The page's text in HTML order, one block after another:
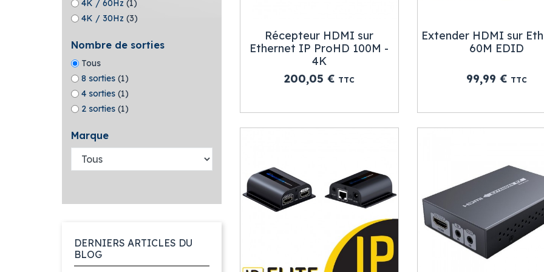
4K / 60Hz (1)
4K / 30Hz (3)
Nombre de sorties
Tous
8 sorties (1)
4 sorties (1)
2 sorties (1)
Marque
DERNIERS ARTICLES DU
BLOG
Récepteur HDMI sur
Ethernet IP ProHD 100M -
4K
Prix
200,05 € TTC
Extender HDMI sur
60M EDID
Prix
99,99 € TTC